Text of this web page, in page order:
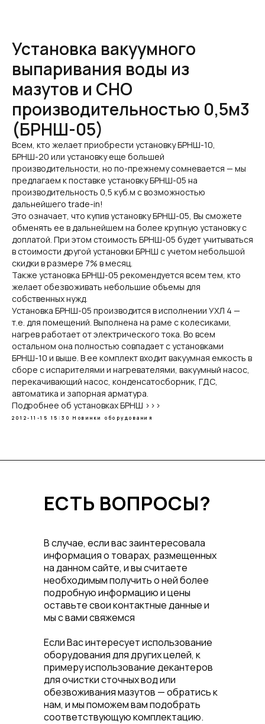
Установка вакуумного
выпаривания воды из
мазутов и СНО
производительностью 0,5м3
(БРНШ-05)
Всем, кто желает приобрести установку БРНШ-10,
БРНШ-20 или установку еще большей
производительности, но по-прежнему сомневается — мы
предлагаем к поставке установку БРНШ-05 на
производительность 0,5 куб.м с возможностью
дальнейшего trade-in!
Это означает, что купив установку БРНШ-05, Вы сможете
обменять ее в дальнейшем на более крупную установку с
доплатой. При этом стоимость БРНШ-05 будет учитываться
в стоимости другой установки БРНШ с учетом небольшой
скидки в размере 7% в месяц.
Также установка БРНШ-05 рекомендуется всем тем, кто
желает обезвоживать небольшие объемы для
собственных нужд.
Установка БРНШ-05 производится в исполнении УХЛ 4 —
т.е. для помещений. Выполнена на раме с колесиками,
нагрев работает от электрического тока. Во всем
остальном она полностью совпадает с установками
БРНШ-10 и выше. В ее комплект входит вакуумная емкость в
сборе с испарителями и нагревателями, вакуумный насос,
перекачивающий насос, конденсатосборник, ГДС,
автоматика и запорная арматура.
Подробнее об установках БРНШ >>>
2012-11-15 15:30 Новинки оборудования
ЕСТЬ ВОПРОСЫ?
В случае, если вас заинтересовала
информация о товарах, размещенных
на данном сайте, и вы считаете
необходимым получить о ней более
подробную информацию и цены
оставьте свои контактные данные и
мы с вами свяжемся
Если Вас интересует использование
оборудования для других целей, к
примеру использование декантеров
для очистки сточных вод или
обезвоживания мазутов — обратись к
нам, и мы поможем вам подобрать
соответствующую комплектацию.